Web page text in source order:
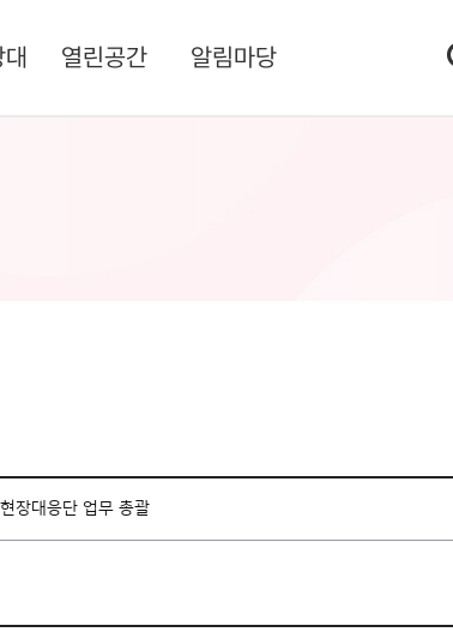
열린공간 알림마당
현장대응단 업무 총괄